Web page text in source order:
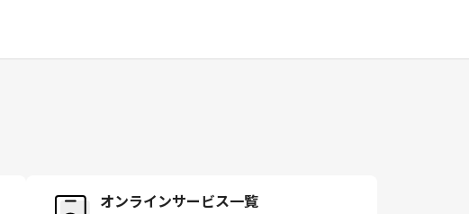
オンラインサービス一覧